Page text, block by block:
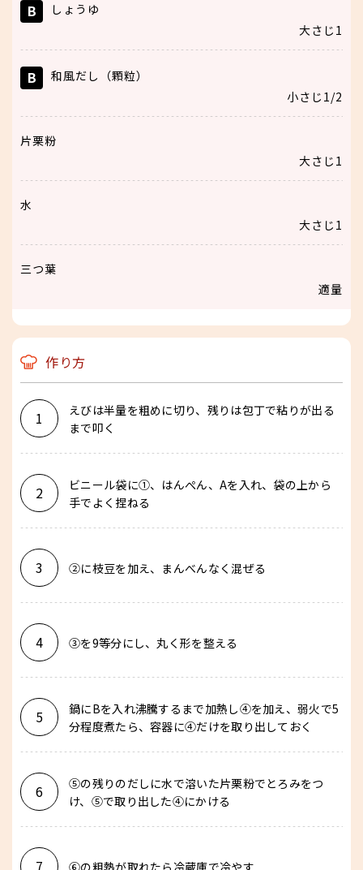
B
しょうゆ
大さじ1
B
和風だし（顆粒）
小さじ1/2
片栗粉
大さじ1
水
大さじ1
三つ葉
適量
作り方
1
えびは半量を粗めに切り、残りは包丁で粘りが出る
まで叩く
2
ビニール袋に①、はんぺん、Aを入れ、袋の上から
手でよく捏ねる
3 ②に枝豆を加え、まんべんなく混ぜる
4 ③を9等分にし、丸く形を整える
5
鍋にBを入れ沸騰するまで加熱し④を加え、弱火で5
分程度煮たら、容器に④だけを取り出しておく
6
⑤の残りのだしに水で溶いた片栗粉でとろみをつ
け、⑤で取り出した④にかける
⑥の粗熱が取れたら冷蔵庫で冷やす